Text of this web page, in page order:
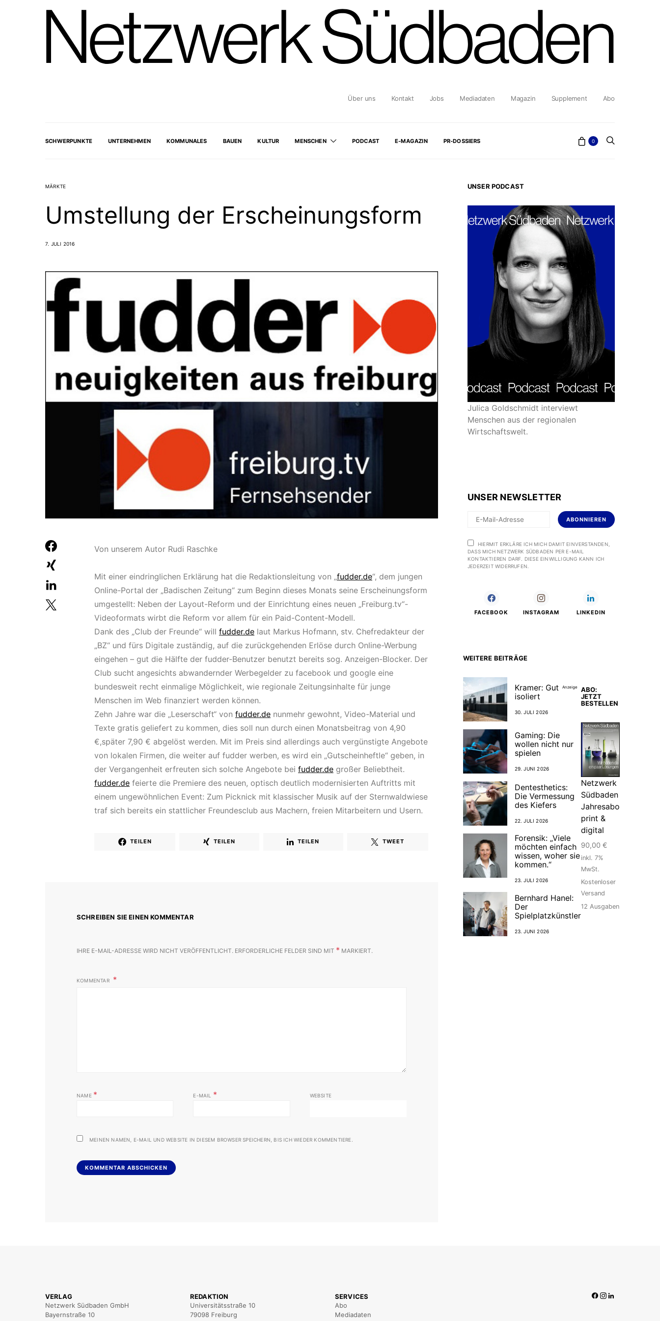
Über uns Kontakt Jobs Mediadaten Magazin Supplement Abo
SCHWERPUNKTE UNTERNEHMEN KOMMUNALES BAUEN KULTUR MENSCHEN PODCAST E-MAGAZIN PR-DOSSIERS 0
MÄRKTE
Umstellung der Erscheinungsform
7. JULI 2016
Von unserem Autor Rudi Raschke
Mit einer eindringlichen Erklärung hat die Redaktionsleitung von „fudder.de“, dem jungen
Online-Portal der „Badischen Zeitung“ zum Beginn dieses Monats seine Erscheinungsform
umgestellt: Neben der Layout-Reform und der Einrichtung eines neuen „Freiburg.tv“-
Videoformats wirbt die Reform vor allem für ein Paid-Content-Modell.
Dank des „Club der Freunde“ will fudder.de laut Markus Hofmann, stv. Chefredakteur der
„BZ“ und fürs Digitale zuständig, auf die zurückgehenden Erlöse durch Online-Werbung
eingehen – gut die Hälfte der fudder-Benutzer benutzt bereits sog. Anzeigen-Blocker. Der
Club sucht angesichts abwandernder Werbegelder zu facebook und google eine
bundesweit recht einmalige Möglichkeit, wie regionale Zeitungsinhalte für junge
Menschen im Web finanziert werden können.
Zehn Jahre war die „Leserschaft“ von fudder.de nunmehr gewohnt, Video-Material und
Texte gratis geliefert zu kommen, dies soll nun durch einen Monatsbeitrag von 4,90
€,später 7,90 € abgelöst werden. Mit im Preis sind allerdings auch vergünstigte Angebote
von lokalen Firmen, die weiter auf fudder werben, es wird ein „Gutscheinheftle“ geben, in
der Vergangenheit erfreuten sich solche Angebote bei fudder.de großer Beliebtheit.
fudder.de feierte die Premiere des neuen, optisch deutlich modernisierten Auftritts mit
einem ungewöhnlichen Event: Zum Picknick mit klassischer Musik auf der Sternwaldwiese
traf sich bereits ein stattlicher Freundesclub aus Machern, freien Mitarbeitern und Usern.
TEILEN TEILEN TEILEN TWEET
SCHREIBEN SIE EINEN KOMMENTAR
IHRE E-MAIL-ADRESSE WIRD NICHT VERÖFFENTLICHT. ERFORDERLICHE FELDER SIND MIT * MARKIERT.
KOMMENTAR
NAME * E-MAIL * WEBSITE
MEINEN NAMEN, E-MAIL UND WEBSITE IN DIESEM BROWSER SPEICHERN, BIS ICH WIEDER KOMMENTIERE.
UNSER PODCAST
Julica Goldschmidt interviewt
Menschen aus der regionalen
Wirtschaftswelt.
UNSER NEWSLETTER
ABONNIEREN
HIERMIT ERKLÄRE ICH MICH DAMIT EINVERSTANDEN,
DASS MICH NETZWERK SÜDBADEN PER E-MAIL
KONTAKTIEREN DARF. DIESE EINWILLIGUNG KANN ICH
JEDERZEIT WIDERRUFEN.
FACEBOOK INSTAGRAM LINKEDIN
WEITERE BEITRÄGE
Kramer: Gut
isoliert
30. JULI 2026
Gaming: Die
wollen nicht nur
spielen
29. JUNI 2026
Dentesthetics:
Die Vermessung
des Kiefers
22. JULI 2026
Forensik: „Viele
möchten einfach
wissen, woher sie
kommen.“
23. JULI 2026
Bernhard Hanel:
Der
Spielplatzkünstler
23. JUNI 2026
Anzeige
ABO:
JETZT
BESTELLEN
Netzwerk
Südbaden
Jahresabo
print &
digital
90,00 €
inkl. 7%
MwSt.
Kostenloser
Versand
12 Ausgaben
VERLAG
Netzwerk Südbaden GmbH
Bayernstraße 10
REDAKTION
Universitätsstraße 10
79098 Freiburg
SERVICES
Abo
Mediadaten